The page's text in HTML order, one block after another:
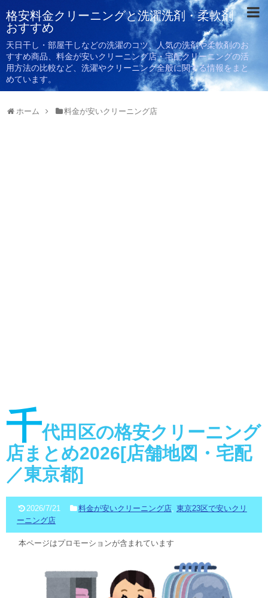
格安料金クリーニングと洗濯洗剤・柔軟剤
おすすめ
天日干し・部屋干しなどの洗濯のコツ、人気の洗剤や柔軟剤のお
すすめ商品、料金が安いクリーニング店・宅配クリーニングの活
用方法の比較など、洗濯やクリーニング全般に関する情報をまと
めています。
ホーム 料金が安いクリーニング店
千代田区の格安クリーニング
店まとめ2026[店舗地図・宅配
／東京都]
2026/7/21 料金が安いクリーニング店, 東京23区で安いクリ
ーニング店
本ページはプロモーションが含まれています